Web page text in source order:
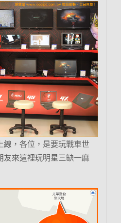
線，各位，是要玩戰車世
友來這裡玩明星三缺一麻